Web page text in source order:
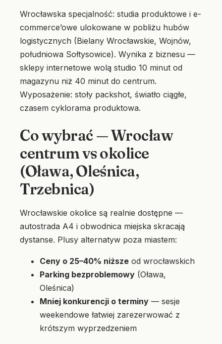
Wrocławska specjalność: studia produktowe i e-
commerce’owe ulokowane w pobliżu hubów
logistycznych (Bielany Wrocławskie, Wojnów,
południowa Sołtysowice). Wynika z biznesu —
sklepy internetowe wolą studio 10 minut od
magazynu niż 40 minut do centrum.
Wyposażenie: stoły packshot, światło ciągłe,
czasem cyklorama produktowa.
Co wybrać — Wrocław
centrum vs okolice
(Oława, Oleśnica,
Trzebnica)
Wrocławskie okolice są realnie dostępne —
autostrada A4 i obwodnica miejska skracają
dystanse. Plusy alternatyw poza miastem:
Ceny o 25–40% niższe od wrocławskich
Parking bezproblemowy (Oława,
Oleśnica)
Mniej konkurencji o terminy — sesje
weekendowe łatwiej zarezerwować z
krótszym wyprzedzeniem